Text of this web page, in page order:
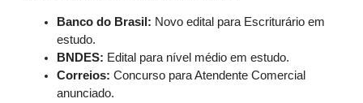
Banco do Brasil: Novo edital para Escriturário em
estudo.
BNDES: Edital para nível médio em estudo.
Correios: Concurso para Atendente Comercial
anunciado.